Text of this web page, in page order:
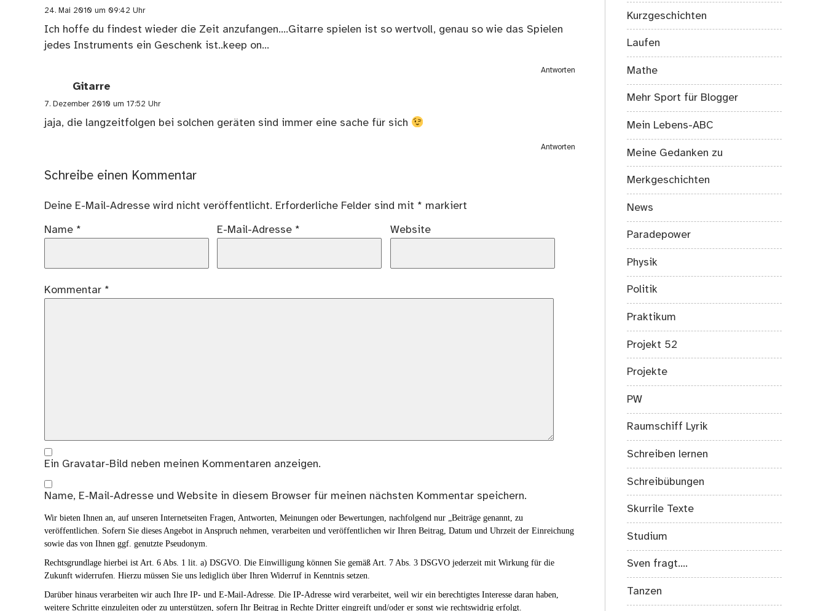
24. Mai 2010 um 09:42 Uhr
Ich hoffe du findest wieder die Zeit anzufangen….Gitarre spielen ist so wertvoll, genau so wie das Spielen
jedes Instruments ein Geschenk ist..keep on…
Antworten
Gitarre
7. Dezember 2010 um 17:52 Uhr
jaja, die langzeitfolgen bei solchen geräten sind immer eine sache für sich
Antworten
Schreibe einen Kommentar
Deine E-Mail-Adresse wird nicht veröffentlicht. Erforderliche Felder sind mit * markiert
Name * E-Mail-Adresse * Website
Kommentar *
Ein Gravatar-Bild neben meinen Kommentaren anzeigen.
Name, E-Mail-Adresse und Website in diesem Browser für meinen nächsten Kommentar speichern.
Wir bieten Ihnen an, auf unseren Internetseiten Fragen, Antworten, Meinungen oder Bewertungen, nachfolgend nur „Beiträge genannt, zu
veröffentlichen. Sofern Sie dieses Angebot in Anspruch nehmen, verarbeiten und veröffentlichen wir Ihren Beitrag, Datum und Uhrzeit der Einreichung
sowie das von Ihnen ggf. genutzte Pseudonym.
Rechtsgrundlage hierbei ist Art. 6 Abs. 1 lit. a) DSGVO. Die Einwilligung können Sie gemäß Art. 7 Abs. 3 DSGVO jederzeit mit Wirkung für die
Zukunft widerrufen. Hierzu müssen Sie uns lediglich über Ihren Widerruf in Kenntnis setzen.
Darüber hinaus verarbeiten wir auch Ihre IP- und E-Mail-Adresse. Die IP-Adresse wird verarbeitet, weil wir ein berechtigtes Interesse daran haben,
weitere Schritte einzuleiten oder zu unterstützen, sofern Ihr Beitrag in Rechte Dritter eingreift und/oder er sonst wie rechtswidrig erfolgt.
Kurzgeschichten
Laufen
Mathe
Mehr Sport für Blogger
Mein Lebens-ABC
Meine Gedanken zu
Merkgeschichten
News
Paradepower
Physik
Politik
Praktikum
Projekt 52
Projekte
PW
Raumschiff Lyrik
Schreiben lernen
Schreibübungen
Skurrile Texte
Studium
Sven fragt….
Tanzen